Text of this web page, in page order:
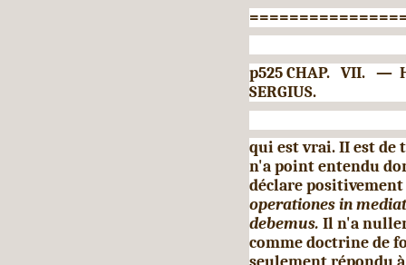
p525 CHAP. VII. —
SERGIUS.
qui est vrai. II est de
n'a point entendu
déclare
operationes in
debemus. Il n'a
comme doctrine de